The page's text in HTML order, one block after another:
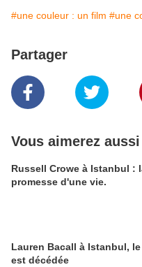
#une couleur : un film #une
Partager
Vous aimerez aussi
Russell Crowe à Istanbul :
promesse d'une vie.
Lauren Bacall à Istanbul,
est décédée